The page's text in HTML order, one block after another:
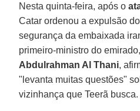
Nesta quinta-feira, após o
Catar ordenou a expulsão
segurança da embaixada
primeiro-ministro do emirado,
Abdulrahman Al Thani,
"levanta muitas questões"
vizinhança que Teerã busca.